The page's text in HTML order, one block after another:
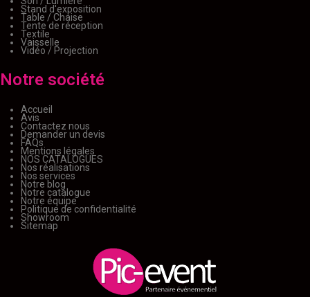
Stand d'exposition
Table / Chaise
Tente de réception
Textile
Vaisselle
Vidéo / Projection
Notre société
Accueil
Avis
Contactez nous
Demander un devis
FAQs
Mentions légales
NOS CATALOGUES
Nos réalisations
Nos services
Notre blog
Notre catalogue
Notre équipe
Politique de confidentialité
Showroom
Sitemap